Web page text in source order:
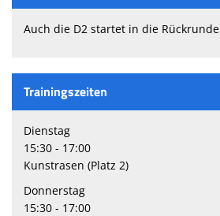
Auch die D2 startet in die Rückrunde
Trainingszeiten
Dienstag
15:30 - 17:00
Kunstrasen (Platz 2)
Donnerstag
15:30 - 17:00